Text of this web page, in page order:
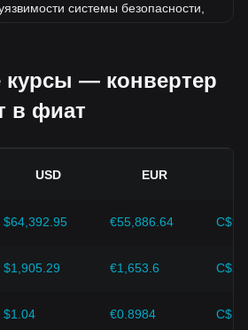
системы безопасности,
база. Государственная политика
регулирующие криптовалюты,
влияние на их принятие.
криптовалютам и способствовать
может помешать развитию
к падению их стоимости.
Макроэкономические
процентные ставки и ключевые
роста, играют решающую
— конвертер
в фиат
USD EUR
$64,392.95 €55,886.64
$1,905.29 €1,653.6
$1.04 €0.8984